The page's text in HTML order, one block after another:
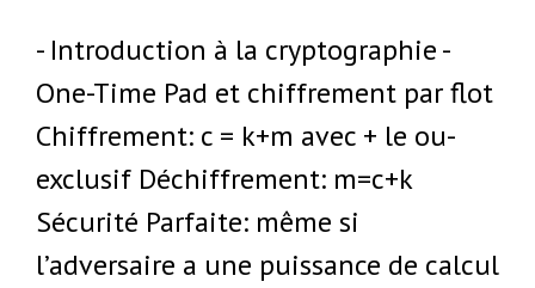
- Introduction à la cryptographie -
One-Time Pad et chiffrement par flot
Chiffrement: c = k+m avec + le ou-
exclusif Déchiffrement: m=c+k
Sécurité Parfaite: même si
l’adversaire a une puissance de calcul